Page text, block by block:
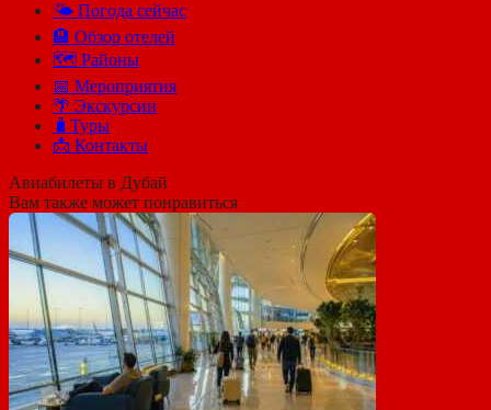
🌤️ Погода сейчас
🏨 Обзор отелей
🗺 Районы
📅 Мероприятия
🌴 Экскурсии
🧳Туры
📩 Контакты
Авиабилеты в Дубай
Вам также может понравиться